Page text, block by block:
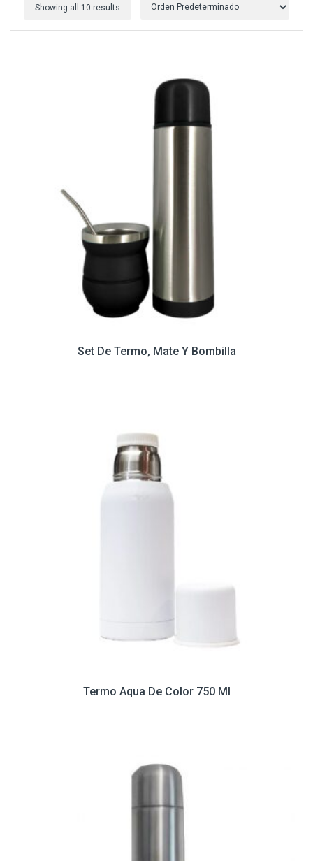
Showing all 10 results
Set De Termo, Mate Y Bombilla
Termo Aqua De Color 750 Ml